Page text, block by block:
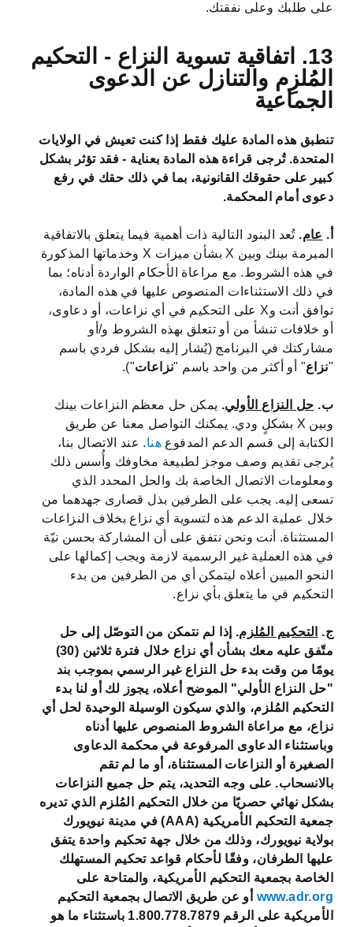
على طلبك وعلى نفقتك.
13. اتفاقية تسوية النزاع - التحكيم
المُلزِم والتنازل عن الدعوى
الجماعية
تنطبق هذه المادة عليك فقط إذا كنت تعيش في الولايات
المتحدة. تُرجى قراءة هذه المادة بعناية - فقد تؤثر بشكل
كبير على حقوقك القانونية، بما في ذلك حقك في رفع
دعوى أمام المحكمة.
أ. عام.تُعد البنود التالية ذات أهمية فيما يتعلق بالاتفاقية
المبرمة بينك وبين X بشأن ميزات X وخدماتها المذكورة
في هذه الشروط. مع مراعاة الأحكام الواردة أدناه؛ بما
في ذلك الاستثناءات المنصوص عليها في هذه المادة،
توافق أنت وX على التحكيم في أي نزاعات، أو دعاوى،
أو خلافات تنشأ من أو تتعلق بهذه الشروط و/أو
مشاركتك في البرنامج (يُشار إليه بشكل فردي باسم
"نزاع" أو أكثر من واحد باسم "نزاعات").
ب. حل النزاع الأولي. يمكن حل معظم النزاعات بينك
وبين X بشكلٍ ودي. يمكنك التواصل معنا عن طريق
الكتابة إلى قسم الدعم المدفوع هنا. عند الاتصال بنا،
يُرجى تقديم وصف موجز لطبيعة مخاوفك وأُسس ذلك
ومعلومات الاتصال الخاصة بك والحل المحدد الذي
تسعى إليه. يجب على الطرفين بذل قصارى جهدهما من
خلال عملية الدعم هذه لتسوية أي نزاع بخلاف النزاعات
المستثناة. أنت ونحن نتفق على أن المشاركة بحسن نيّة
في هذه العملية غير الرسمية لازمة ويجب إكمالها على
النحو المبين أعلاه ليتمكن أي من الطرفين من بدء
التحكيم في ما يتعلق بأي نزاع.
ج. التحكيم المُلزم. إذا لم نتمكن من التوصّل إلى حل
متّفق عليه معك بشأن أي نزاع خلال فترة ثلاثين (30)
يومًا من وقت بدء حل النزاع غير الرسمي بموجب بند
"حل النزاع الأولي" الموضح أعلاه، يجوز لك أو لنا بدء
التحكيم المُلزم، والذي سيكون الوسيلة الوحيدة لحل أي
نزاع، مع مراعاة الشروط المنصوص عليها أدناه
وباستثناء الدعاوى المرفوعة في محكمة الدعاوى
الصغيرة أو النزاعات المستثناة، أو ما لم تقم
بالانسحاب. على وجه التحديد، يتم حل جميع النزاعات
بشكل نهائي حصريًا من خلال التحكيم المُلزم الذي تديره
جمعية التحكيم الأمريكية (AAA) في مدينة نيويورك
بولاية نيويورك، وذلك من خلال جهة تحكيم واحدة يتفق
عليها الطرفان، وفقًا لأحكام قواعد تحكيم المستهلك
الخاصة بجمعية التحكيم الأمريكية، والمتاحة على
www.adr.org أو عن طريق الاتصال بجمعية التحكيم
الأمريكية على الرقم 1.800.778.7879 باستثناء ما هو